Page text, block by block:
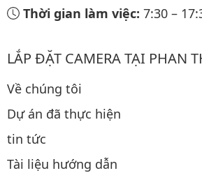
Thời gian làm việc: 7:30 –
LẮP ĐẶT CAMERA TẠI PHAN
Về chúng tôi
Dự án đã thực hiện
tin tức
Tài liệu hướng dẫn